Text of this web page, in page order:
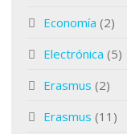
Economía (2)
Electrónica (5)
Erasmus (2)
Erasmus (11)